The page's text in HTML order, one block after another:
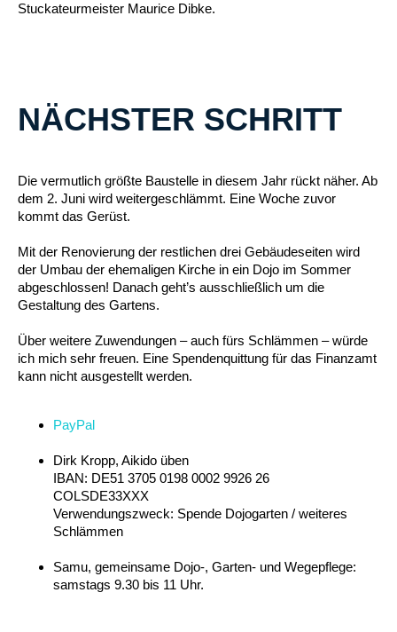
Stuckateurmeister Maurice Dibke.
NÄCHSTER SCHRITT
Die vermutlich größte Baustelle in diesem Jahr rückt näher. Ab
dem 2. Juni wird weitergeschlämmt. Eine Woche zuvor
kommt das Gerüst.
Mit der Renovierung der restlichen drei Gebäudeseiten wird
der Umbau der ehemaligen Kirche in ein Dojo im Sommer
abgeschlossen! Danach geht’s ausschließlich um die
Gestaltung des Gartens.
Über weitere Zuwendungen – auch fürs Schlämmen – würde
ich mich sehr freuen. Eine Spendenquittung für das Finanzamt
kann nicht ausgestellt werden.
PayPal
Dirk Kropp, Aikido üben
IBAN: DE51 3705 0198 0002 9926 26
COLSDE33XXX
Verwendungszweck: Spende Dojogarten / weiteres
Schlämmen
Samu, gemeinsame Dojo-, Garten- und Wegepflege:
samstags 9.30 bis 11 Uhr.